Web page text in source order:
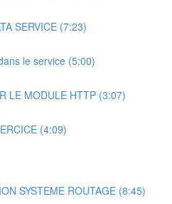
SERVICE (7:23)
le service (5:00)
LE MODULE HTTP (3:07)
(4:09)
SYSTEME ROUTAGE (8:45)